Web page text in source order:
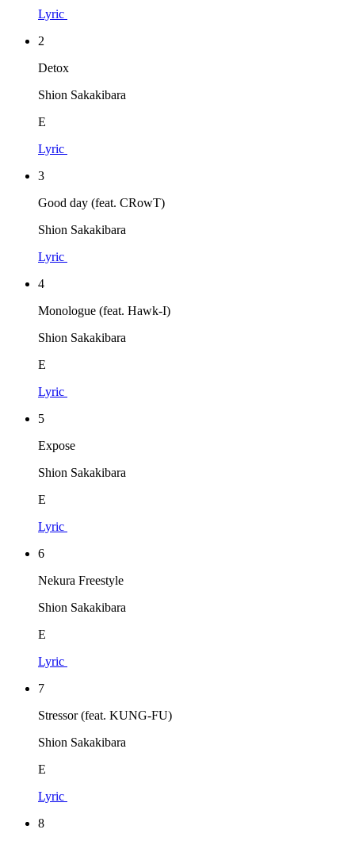
Lyric
2
Detox
Shion Sakakibara
E
Lyric
3
Good day (feat. CRowT)
Shion Sakakibara
Lyric
4
Monologue (feat. Hawk-I)
Shion Sakakibara
E
Lyric
5
Expose
Shion Sakakibara
E
Lyric
6
Nekura Freestyle
Shion Sakakibara
E
Lyric
7
Stressor (feat. KUNG-FU)
Shion Sakakibara
E
Lyric
8